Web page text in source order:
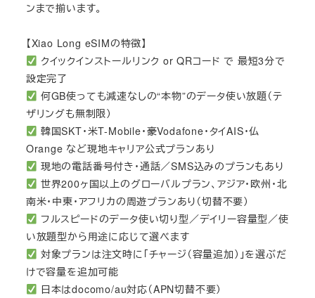
ンまで揃います。
【Xiao Long eSIMの特徴】
クイックインストールリンク or QRコード で 最短3分で
設定完了
何GB使っても減速なしの“本物”のデータ使い放題（テ
ザリングも無制限）
韓国SKT・米T-Mobile・豪Vodafone・タイAIS・仏
Orange など現地キャリア公式プランあり
現地の電話番号付き・通話／SMS込みのプランもあり
世界200ヶ国以上のグローバルプラン、アジア・欧州・北
南米・中東・アフリカの周遊プランあり（切替不要）
フルスピードのデータ使い切り型／デイリー容量型／使
い放題型から用途に応じて選べます
対象プランは注文時に「チャージ（容量追加）」を選ぶだ
けで容量を追加可能
日本はdocomo/au対応（APN切替不要）